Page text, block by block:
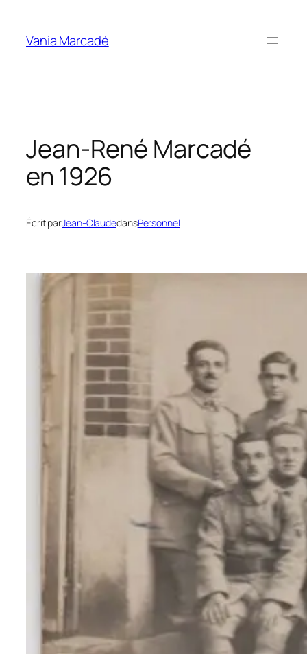
contenu
Vania Marcadé
Jean-René Marcadé
en 1926
Écrit parJean-ClaudedansPersonnel